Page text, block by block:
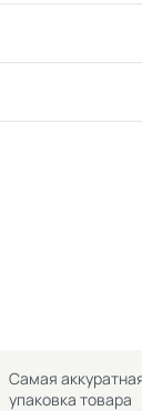
Самая
упаковка товара